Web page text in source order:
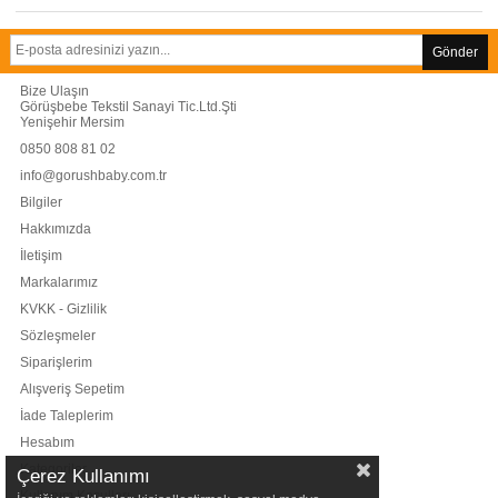
Gönder
Bize Ulaşın
Görüşbebe Tekstil Sanayi Tic.Ltd.Şti
Yenişehir Mersim
0850 808 81 02
info@gorushbaby.com.tr
Bilgiler
Hakkımızda
İletişim
Markalarımız
KVKK - Gizlilik
Sözleşmeler
Siparişlerim
Alışveriş Sepetim
İade Taleplerim
Hesabım
Kategoriler
Çerez Kullanımı